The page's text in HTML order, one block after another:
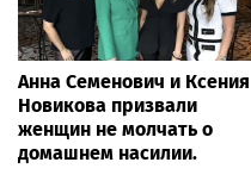
Анна Семенович и Ксения
Новикова призвали
женщин не молчать о
домашнем насилии.